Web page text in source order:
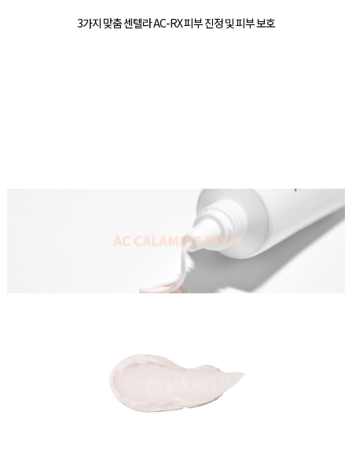
3가지 맞춤 센텔라 AC-RX 피부 진정 및 피부 보호